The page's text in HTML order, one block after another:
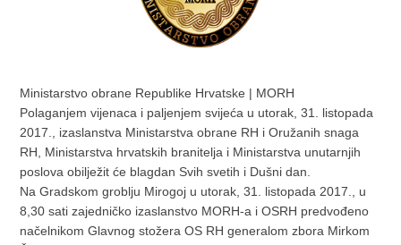
Ministarstvo obrane Republike Hrvatske | MORH
Polaganjem vijenaca i paljenjem svijeća u utorak, 31. listopada
2017., izaslanstva Ministarstva obrane RH i Oružanih snaga
RH, Ministarstva hrvatskih branitelja i Ministarstva unutarnjih
poslova obilježit će blagdan Svih svetih i Dušni dan.
Na Gradskom groblju Mirogoj u utorak, 31. listopada 2017., u
8,30 sati zajedničko izaslanstvo MORH-a i OSRH predvođeno
načelnikom Glavnog stožera OS RH generalom zbora Mirkom